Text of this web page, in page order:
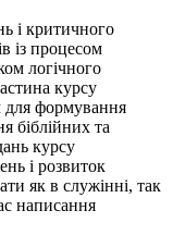
і критичного
із процесом
логічного
курсу
для формування
біблійних та
курсу
і розвиток
як в служінні, так
написання